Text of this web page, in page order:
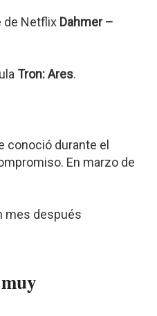
de Netflix Dahmer –
Tron: Ares.
conoció durante el
En marzo de
mes después